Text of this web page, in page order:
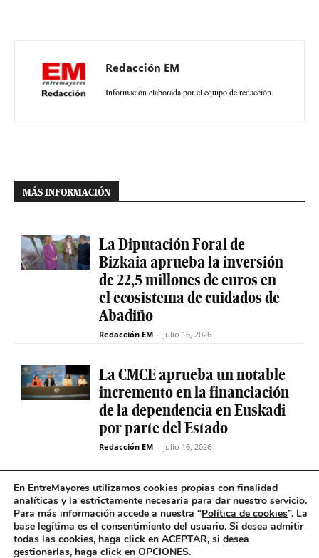
Redacción EM
Información elaborada por el equipo de redacción.
MÁS INFORMACIÓN
La Diputación Foral de
Bizkaia aprueba la inversión
de 22,5 millones de euros en
el ecosistema de cuidados de
Abadiño
Redacción EM - julio 16, 2026
La CMCE aprueba un notable
incremento en la financiación
de la dependencia en Euskadi
por parte del Estado
Redacción EM - julio 16, 2026
El servicio de teleasistencia
betiON prueba un nuevo
sistema de mensajes de voz
para avisos excepcionales
En EntreMayores utilizamos cookies propias con finalidad
analíticas y la estrictamente necesaria para dar nuestro servicio.
Para más información accede a nuestra “Política de cookies”. La
base legítima es el consentimiento del usuario. Si desea admitir
todas las cookies, haga click en ACEPTAR, si desea
gestionarlas, haga click en OPCIONES.